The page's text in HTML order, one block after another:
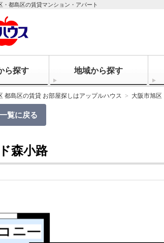
・都島区の賃貸マンション・アパート
ら探す 地域から探す
都島区の賃貸 お部屋探しはアップルハウス 大阪市旭区
覧に戻る
森小路